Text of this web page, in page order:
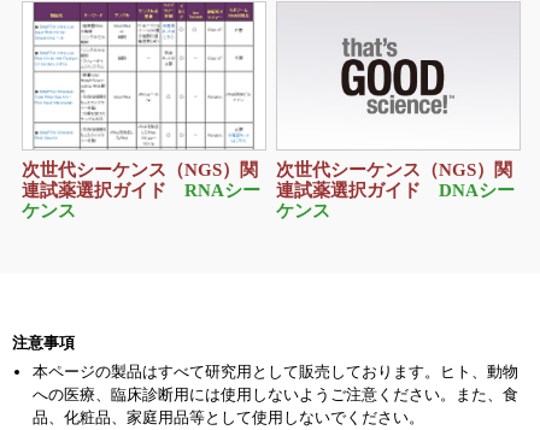
次世代シーケンス（NGS）関
連試薬選択ガイド
RNAシー
ケンス
次世代シーケンス（NGS）関
連試薬選択ガイド
DNAシー
ケンス
注意事項
本ページの製品はすべて研究用として販売しております。ヒト、動物
への医療、臨床診断用には使用しないようご注意ください。また、食
品、化粧品、家庭用品等として使用しないでください。